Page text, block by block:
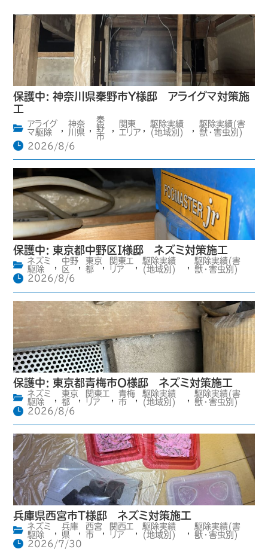
保護中: 神奈川県秦野市Y様邸 アライグマ対策施
工
アライグ
マ駆除
,
神奈
川県 ,
秦
野
市
,
関東
エリア ,
駆除実績
(地域別)
,
駆除実績(害
獣・害虫別)
2026/8/6
保護中: 東京都中野区I様邸 ネズミ対策施工
ネズミ
駆除
,
中野
区
,
東京
都
,
関東エ
リア
,
駆除実績
(地域別)
,
駆除実績(害
獣・害虫別)
2026/8/6
保護中: 東京都青梅市O様邸 ネズミ対策施工
ネズミ
駆除
,
東京
都
,
関東エ
リア
,
青梅
市
,
駆除実績
(地域別)
,
駆除実績(害
獣・害虫別)
2026/8/6
兵庫県西宮市T様邸 ネズミ対策施工
ネズミ
駆除
兵庫
県
,
西宮
市
関西エ
リア
駆除実績
(地域別)
駆除実績(害
獣・害虫別)
2026/7/30